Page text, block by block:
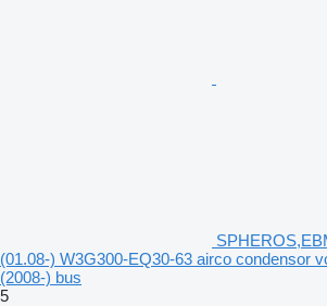
(01.08-) W3G300-EQ30-63 airco condensor
(2008-) bus
5